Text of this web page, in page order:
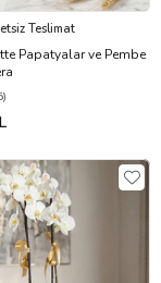
Teslimat
Papatyalar ve Pembe